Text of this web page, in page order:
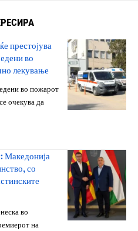
престојува
во
лекување
во пожарот
очекува да
Македонија
со
во
на